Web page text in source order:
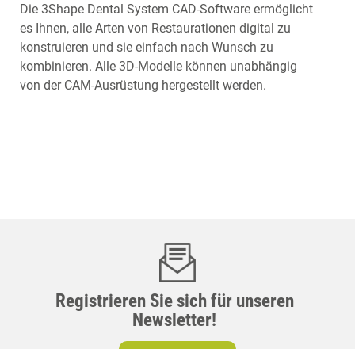
Die 3Shape Dental System CAD-Software ermöglicht
es Ihnen, alle Arten von Restaurationen digital zu
konstruieren und sie einfach nach Wunsch zu
kombinieren. Alle 3D-Modelle können unabhängig
von der CAM-Ausrüstung hergestellt werden.
Registrieren Sie sich für unseren
Newsletter!